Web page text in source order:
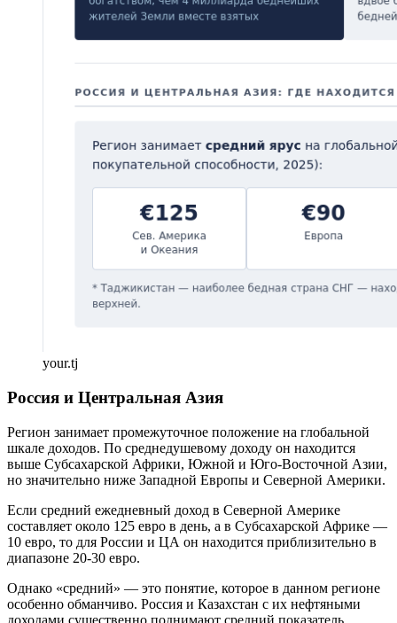
your.tj
Россия и Центральная Азия
Регион занимает промежуточное положение на глобальной
шкале доходов. По среднедушевому доходу он находится
выше Субсахарской Африки, Южной и Юго-Восточной Азии,
но значительно ниже Западной Европы и Северной Америки.
Если средний ежедневный доход в Северной Америке
составляет около 125 евро в день, а в Субсахарской Африке —
10 евро, то для России и ЦА он находится приблизительно в
диапазоне 20-30 евро.
Однако «средний» — это понятие, которое в данном регионе
особенно обманчиво. Россия и Казахстан с их нефтяными
доходами существенно поднимают средний показатель.